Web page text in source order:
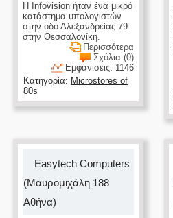
H Infovision ήταν ένα μικρό
κατάστημα υπολογιστών
στην οδό Αλεξανδρείας 79
στην Θεσσαλονίκη.
Περισσότερα
Σχόλια (0)
Εμφανίσεις: 1146
Κατηγορία: Microstores of
80s
Easytech Computers
(Μαυρομιχάλη 188
Αθήνα)